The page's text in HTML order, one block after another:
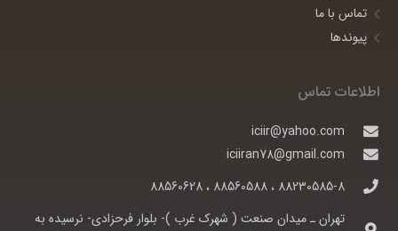
تماس با ما
پیوندها
اطلاعات تماس
iciir@yahoo.com
iciiran78@gmail.com
88230585-8 ، 88560588 ، 88560628
تهران ـ ميدان صنعت ( شهرک غرب )- بلوار فرحزادی- نرسيده به